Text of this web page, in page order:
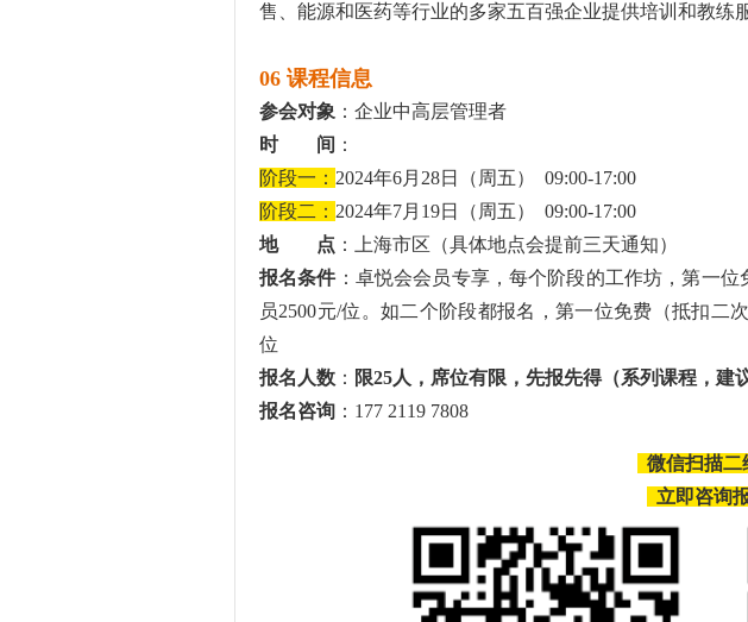
售、能源和医药等行业的多家五百强企业提供培训和教练
06 课程信息
参会对象 ：企业中高层管理者
时 间 ：
阶段一： 2024年6月28日（周五） 09:00-17:00
阶段二： 2024年7月19日（周五） 09:00-17:00
地 点 ：上海市区（具体地点会提前三天通知）
报名条件：卓悦会会员专享，每个阶段的工作坊，第一
员2500元/位。如二个阶段都报名，第一位免费（抵扣二
位
报名人数 ： 限25人，席位有限，先报先得（系列课程，建
报名咨询 ：177 2119 7808
微信扫描二
立即咨询